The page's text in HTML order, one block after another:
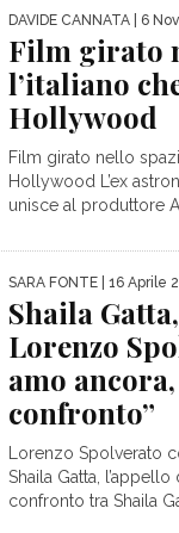
DAVIDE CANNATA | 6
Film girato
l’italiano
Hollywood
Film girato nello
Hollywood L’ex
unisce al produttore
SARA FONTE | 16 Aprile
Shaila
Lorenzo
amo
confronto”
Lorenzo Spolverato
Shaila Gatta, l’appello
confronto tra Shaila